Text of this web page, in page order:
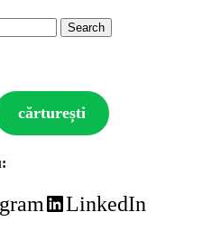
cărturești
LinkedIn